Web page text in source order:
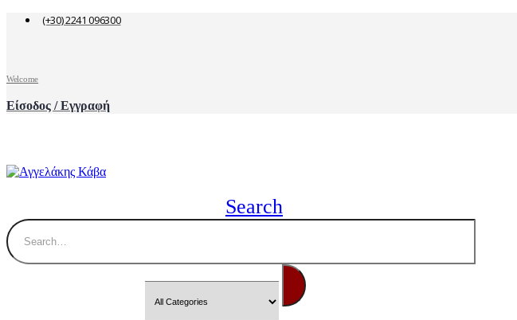
(+30) 2241 096300
Welcome
Είσοδος / Εγγραφή
Search